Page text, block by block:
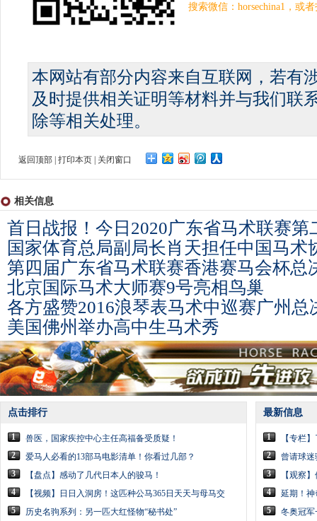
搜索微信：horsechina1，或
本网站有部分内容来自互联网，若有
及时提供相关证明等材料并与我们联
除等相关处理。
返回顶部 打印本页 关闭窗口
相关信息
首日战报！今日2020广东省马术联赛
国家体育总局副局长肖天担任中国马术
第四届广东省马术联赛香港赛马会杯总
北京国际马术大师赛9号亮相鸟巢
各方盛赞2016浪琴表马术中巡赛广州总
美国佛州举办高中生马术秀
点击排行
1
兽医，国家疾控中心主任高福备受质疑！
2
爱马人必看的13部马电影清单！你看过几部？
3
【盘点】感动了几代日本人的骏马！
4
【视频】日日入洞房！这匹种公马365日天天与母马交
5
历史名驹系列：另一匹大红怪物“秘书处”
最新信息
1
【专栏
2
曾请球
3
【观察
4
延期！神
5
冬奥冠军